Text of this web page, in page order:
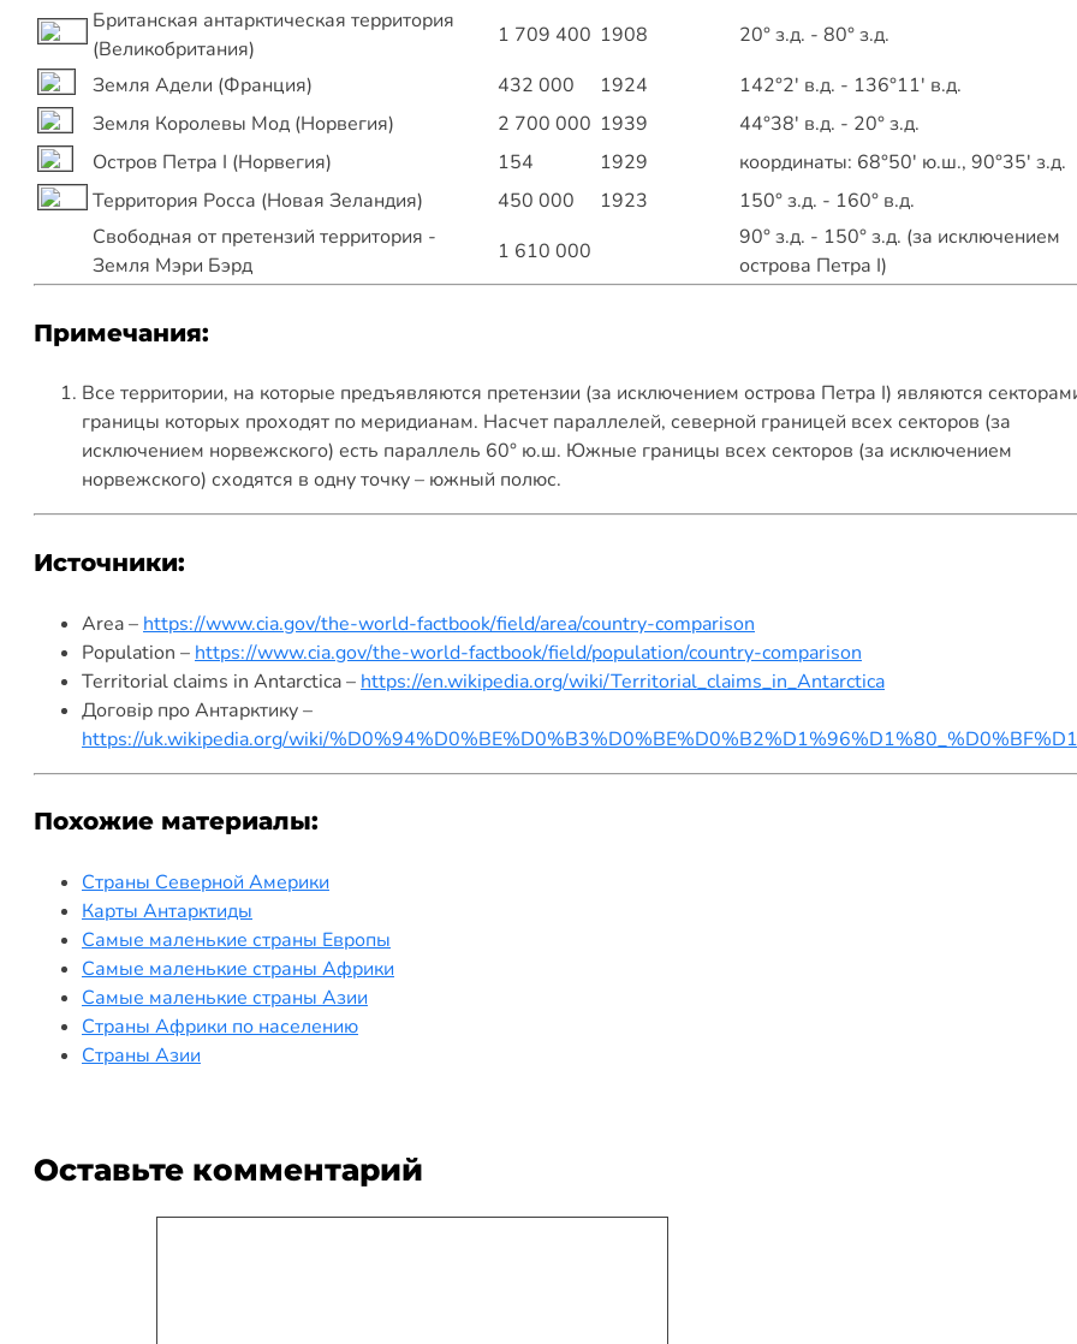
Британская антарктическая территория
(Великобритания)
1 709 400 1908
20° з.д. - 80° з.д.
Земля Адели (Франция)
432 000 1924
142°2′ в.д. - 136°11′ в.д.
Земля Королевы Мод (Норвегия)
2 700 000 1939
44°38′ в.д. - 20° з.д.
Остров Петра I (Норвегия)
154 1929
координаты: 68°50′ ю.ш., 90°35′ з.д.
Территория Росса (Новая Зеландия)
450 000 1923
150° з.д. - 160° в.д.
Свободная от претензий территория -
Земля Мэри Бэрд
1 610 000
90° з.д. - 150° з.д. (за исключением
острова Петра І)
Примечания:
Все территории, на которые предъявляются претензии (за исключением острова Петра I) являются
границы которых проходят по меридианам. Насчет параллелей, северной границей всех секторов (за
исключением норвежского) есть параллель 60° ю.ш. Южные границы всех секторов (за исключением
норвежского) сходятся в одну точку – южный полюс.
Источники:
Area – https://www.cia.gov/the-world-factbook/field/area/country-comparison
Population – https://www.cia.gov/the-world-factbook/field/population/country-comparison
Territorial claims in Antarctica – https://en.wikipedia.org/wiki/Territorial_claims_in_Antarctica
Договір про Антарктику –
https://uk.wikipedia.org/wiki/
Похожие материалы:
Страны Северной Америки
Карты Антарктиды
Самые маленькие страны Европы
Самые маленькие страны Африки
Самые маленькие страны Азии
Страны Африки по населению
Страны Азии
Оставьте комментарий